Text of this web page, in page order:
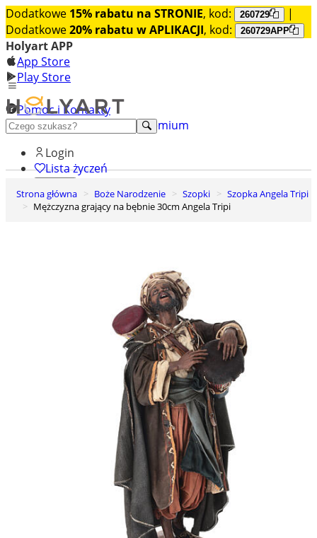
Dodatkowe 15% rabatu na STRONIE, kod: 260729
|
Dodatkowe20% rabatu w APLIKACJI, kod: 260729APP
Holyart APP
App Store
Play Store
Pomoc i Kontakty
+48 222 922 860
Odkryj premium
Login
Lista życzeń
0
Koszyk
Strona główna Boże Narodzenie Szopki
Szopka Angela Tripi
Mężczyzna grający na bębnie 30cm Angela Tripi